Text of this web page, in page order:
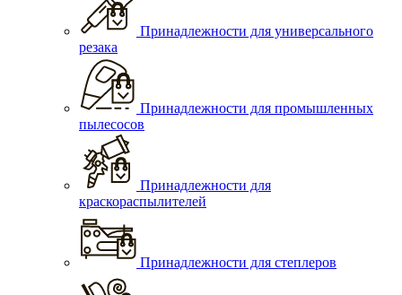
Принадлежности для универсального
резака
Принадлежности для промышленных
пылесосов
Принадлежности для
краскораспылителей
Принадлежности для степлеров